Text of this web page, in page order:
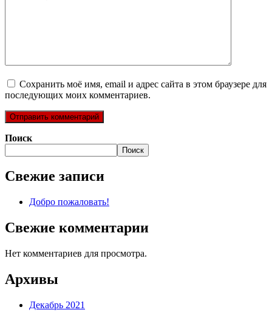
Сохранить моё имя, email и адрес сайта в этом браузере для
последующих моих комментариев.
Поиск
Поиск
Свежие записи
Добро пожаловать!
Свежие комментарии
Нет комментариев для просмотра.
Архивы
Декабрь 2021